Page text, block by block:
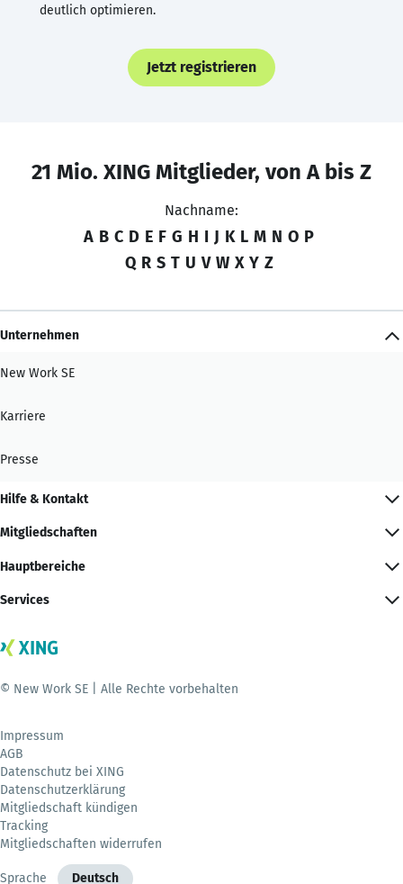
deutlich optimieren.
Jetzt registrieren
21 Mio. XING Mitglieder, von A bis Z
Nachname:
A B C D E F G H I J K L M N O P
Q R S T U V W X Y Z
Unternehmen
New Work SE
Karriere
Presse
Hilfe & Kontakt
Mitgliedschaften
Hauptbereiche
Services
© New Work SE | Alle Rechte vorbehalten
Impressum
AGB
Datenschutz bei XING
Datenschutzerklärung
Mitgliedschaft kündigen
Tracking
Mitgliedschaften widerrufen
Sprache Deutsch